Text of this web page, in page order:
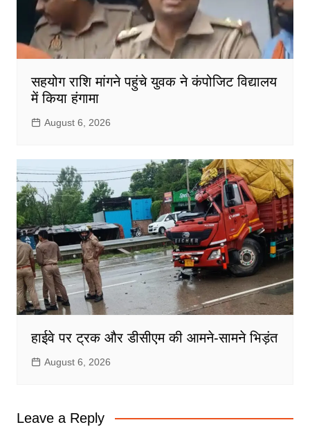
सहयोग राशि मांगने पहुंचे युवक ने कंपोजिट विद्यालय
में किया हंगामा
August 6, 2026
हाईवे पर ट्रक और डीसीएम की आमने-सामने भिड़ंत
August 6, 2026
Leave a Reply